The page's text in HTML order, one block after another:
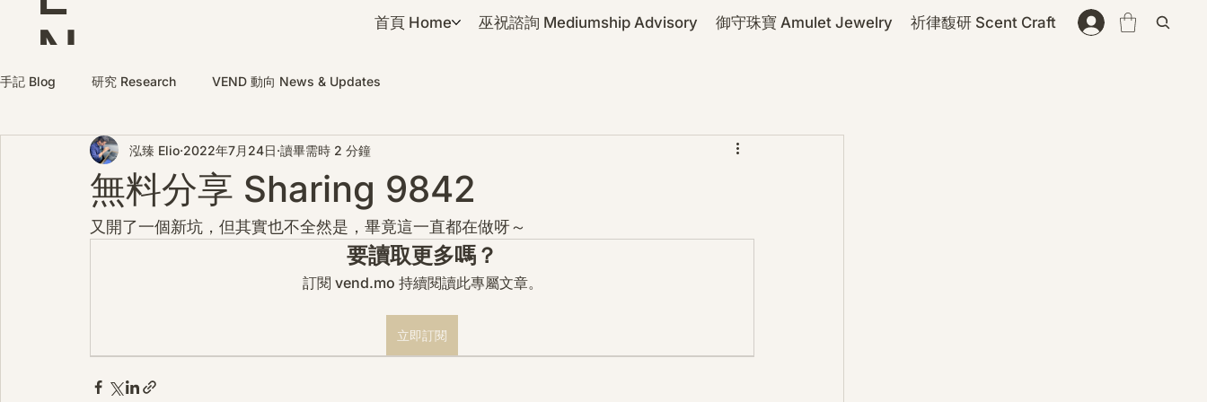
N
D
首頁 Home 巫祝諮詢 Mediumship Advisory 御守珠寶 Amulet Jewelry 祈律馥研 Scent Craft
手記 Blog 研究 Research VEND 動向 News & Updates
無料分享 Sharing 9842
泓臻 Elio 2022年7月24日 讀畢需時 2 分鐘
又開了一個新坑，但其實也不全然是，畢竟這一直都在做呀～
要讀取更多嗎？
訂閱 vend.mo 持續閱讀此專屬文章。
立即訂閱